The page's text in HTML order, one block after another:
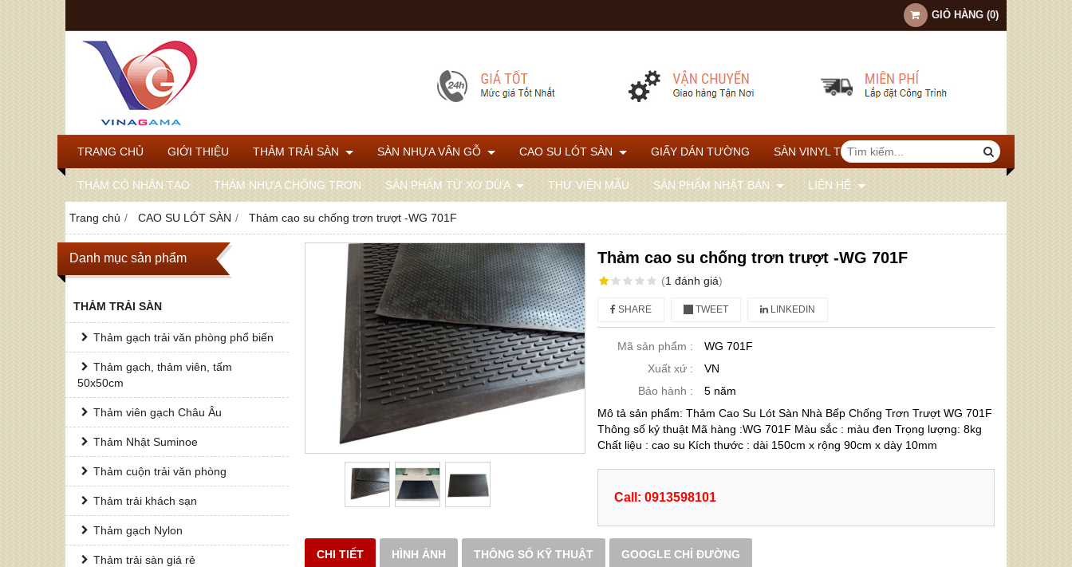
GIỎ HÀNG (0)
TRANG CHỦ GIỚI THIỆU THẢM TRẢI SÀN SÀN NHỰA VÂN GỖ CAO SU LÓT SÀN GIẤY DÁN TƯỜNG SÀN VINYL THỂ THAO
THẢM CỎ NHÂN TẠO THẢM NHỰA CHỐNG TRƠN SẢN PHẨM TỪ XƠ DỪA THƯ VIỆN MẪU SẢN PHẨM NHẬT BẢN LIÊN HỆ
Trang chủ CAO SU LÓT SÀN Thảm cao su chống trơn trượt -WG 701F
Danh mục sản phẩm
THẢM TRẢI SÀN
Thảm gạch trải văn phòng phổ biến
Thảm gạch, thảm viên, tấm
50x50cm
Thảm viên gạch Châu Âu
Thảm Nhật Suminoe
Thảm cuộn trải văn phòng
Thảm trải khách sạn
Thảm gạch Nylon
Thảm trải sàn giá rẻ
Thảm cao su chống trơn trượt -WG 701F
(1 đánh giá)
SHARE TWEET LINKEDIN
Mã sản phẩm :
WG 701F
Xuất xứ :
VN
Bảo hành :
5 năm
Mô tả sản phẩm: Thảm Cao Su Lót Sàn Nhà Bếp Chống Trơn Trượt WG 701F
Thông số kỷ thuật Mã hàng :WG 701F Màu sắc : màu đen Trọng lượng: 8kg
Chất liệu : cao su Kích thước : dài 150cm x rộng 90cm x dày 10mm
Call: 0913598101
CHI TIẾT HÌNH ẢNH THÔNG SỐ KỸ THUẬT GOOGLE CHỈ ĐƯỜNG